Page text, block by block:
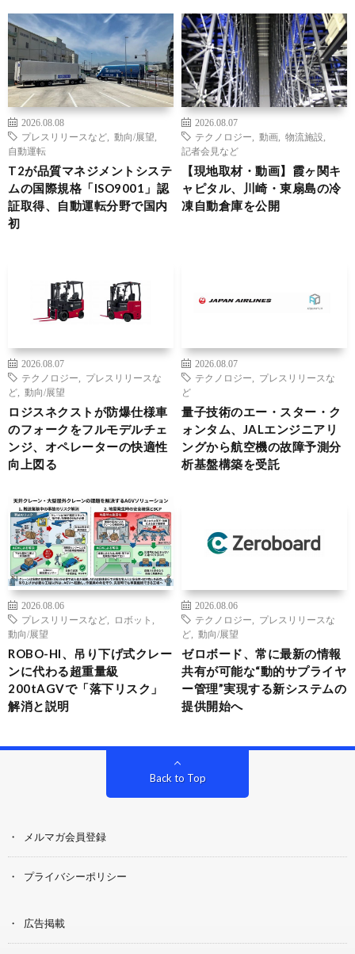
2026.08.08
プレスリリースなど
動向/展望
自動運転
T2が品質マネジメントシステ
ムの国際規格「ISO9001」認
証取得、自動運転分野で国内
初
2026.08.07
テクノロジー
動画 物流施設
記者会見など
【現地取材・動画】霞ヶ関キ
ャピタル、川崎・東扇島の冷
凍自動倉庫を公開
2026.08.07
テクノロジー
プレスリリースな
ど
動向/展望
ロジスネクストが防爆仕様車
のフォークをフルモデルチェ
ンジ、オペレーターの快適性
向上図る
2026.08.07
テクノロジー
プレスリリースな
ど
量子技術のエー・スター・ク
ォンタム、JALエンジニアリ
ングから航空機の故障予測分
析基盤構築を受託
2026.08.06
プレスリリースなど
ロボット
動向/展望
ROBO-HI、吊り下げ式クレー
ンに代わる超重量級
200tAGVで「落下リスク」
解消と説明
2026.08.06
テクノロジー
プレスリリースな
ど
動向/展望
ゼロボード、常に最新の情報
共有が可能な“動的サプライヤ
ー管理”実現する新システムの
提供開始へ
Back to Top
メルマガ会員登録
プライバシーポリシー
広告掲載